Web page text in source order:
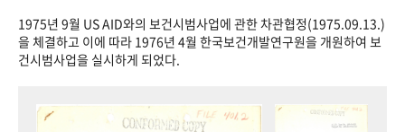
1975년 9월 US AID와의 보건시범사업에 관한 차관협정(1975.09.13.)
을 체결하고 이에 따라 1976년 4월 한국보건개발연구원을 개원하여 보
건시범사업을 실시하게 되었다.